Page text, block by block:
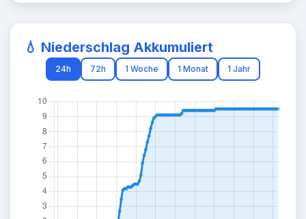
💧 Niederschlag Akkumuliert
24h 72h 1 Woche 1 Monat 1 Jahr